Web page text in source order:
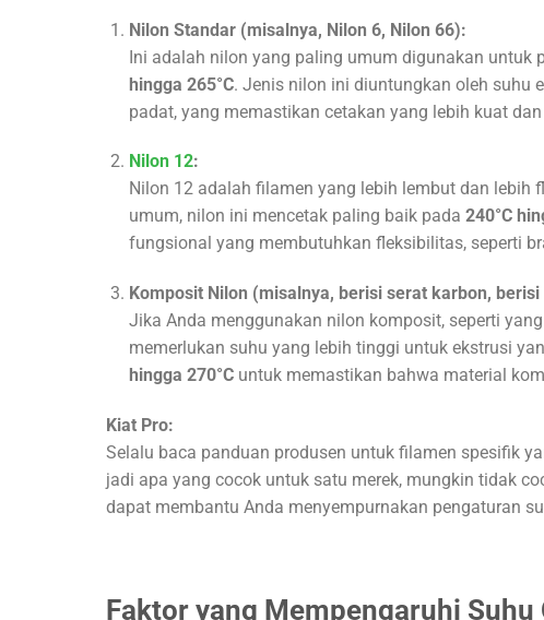
Nilon Standar (misalnya, Nilon 6, Nilon 66):
Ini adalah nilon yang paling umum digunakan untuk
hingga 265°C. Jenis nilon ini diuntungkan oleh suhu
padat, yang memastikan cetakan yang lebih kuat
Nilon 12:
Nilon 12 adalah filamen yang lebih lembut dan lebih
umum, nilon ini mencetak paling baik pada 240°C
fungsional yang membutuhkan fleksibilitas, seperti
Komposit Nilon (misalnya, berisi serat karbon,
Jika Anda menggunakan nilon komposit, seperti
memerlukan suhu yang lebih tinggi untuk ekstrusi
hingga 270°Cuntuk memastikan bahwa material
Kiat Pro:
Selalu baca panduan produsen untuk filamen spesifik
jadi apa yang cocok untuk satu merek, mungkin tidak
dapat membantu Anda menyempurnakan pengaturan
Faktor yang Mempengaruhi Suhu